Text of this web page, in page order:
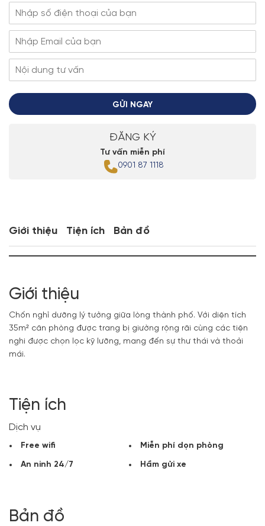
GỬI NGAY
ĐĂNG KÝ
Tư vấn miễn phí
0901 87 1118
Giới thiệu Tiện ích Bản đồ
Giới thiệu
Chốn nghỉ dưỡng lý tưởng giữa lòng thành phố. Với diện tích
35m² căn phòng được trang bị giường rộng rãi cùng các tiện
nghi được chọn lọc kỹ lưỡng, mang đến sự thư thái và thoải
mái.
Tiện ích
Dịch vụ
Free wifi Miễn phí dọn phòng
An ninh 24/7 Hầm gửi xe
Bản đồ